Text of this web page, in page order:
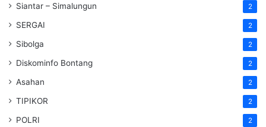
Siantar – Simalungun 2
SERGAI 2
Sibolga 2
Diskominfo Bontang 2
Asahan 2
TIPIKOR 2
POLRI 2